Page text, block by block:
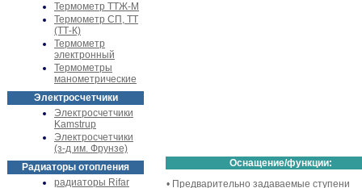
Термометр ТТЖ-М
Термометр СП, ТТ
(ТТ-К)
Термометр
электронный
Термометры
манометрические
Электросчетчики
Электросчетчики
Kamstrup
Электросчетчики
(з-д им. Фрунзе)
Радиаторы отопления
радиаторы Rifar
Оснащение/функции:
• Предварительно задаваемые ступени